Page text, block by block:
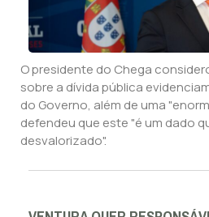
O presidente do Chega
sobre a dívida pública
do Governo, além de uma
defendeu que este "é um dado
desvalorizado".